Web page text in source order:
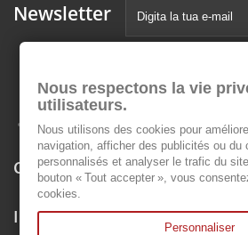
Newsletter
Categorie
Informazioni
Nous respectons la vie
utilisateurs.
Nous utilisons des cookies pour
navigation, afficher des publicités ou du
personnalisés et analyser le trafic du
bouton « Tout accepter », vous
cookies.
Personnaliser